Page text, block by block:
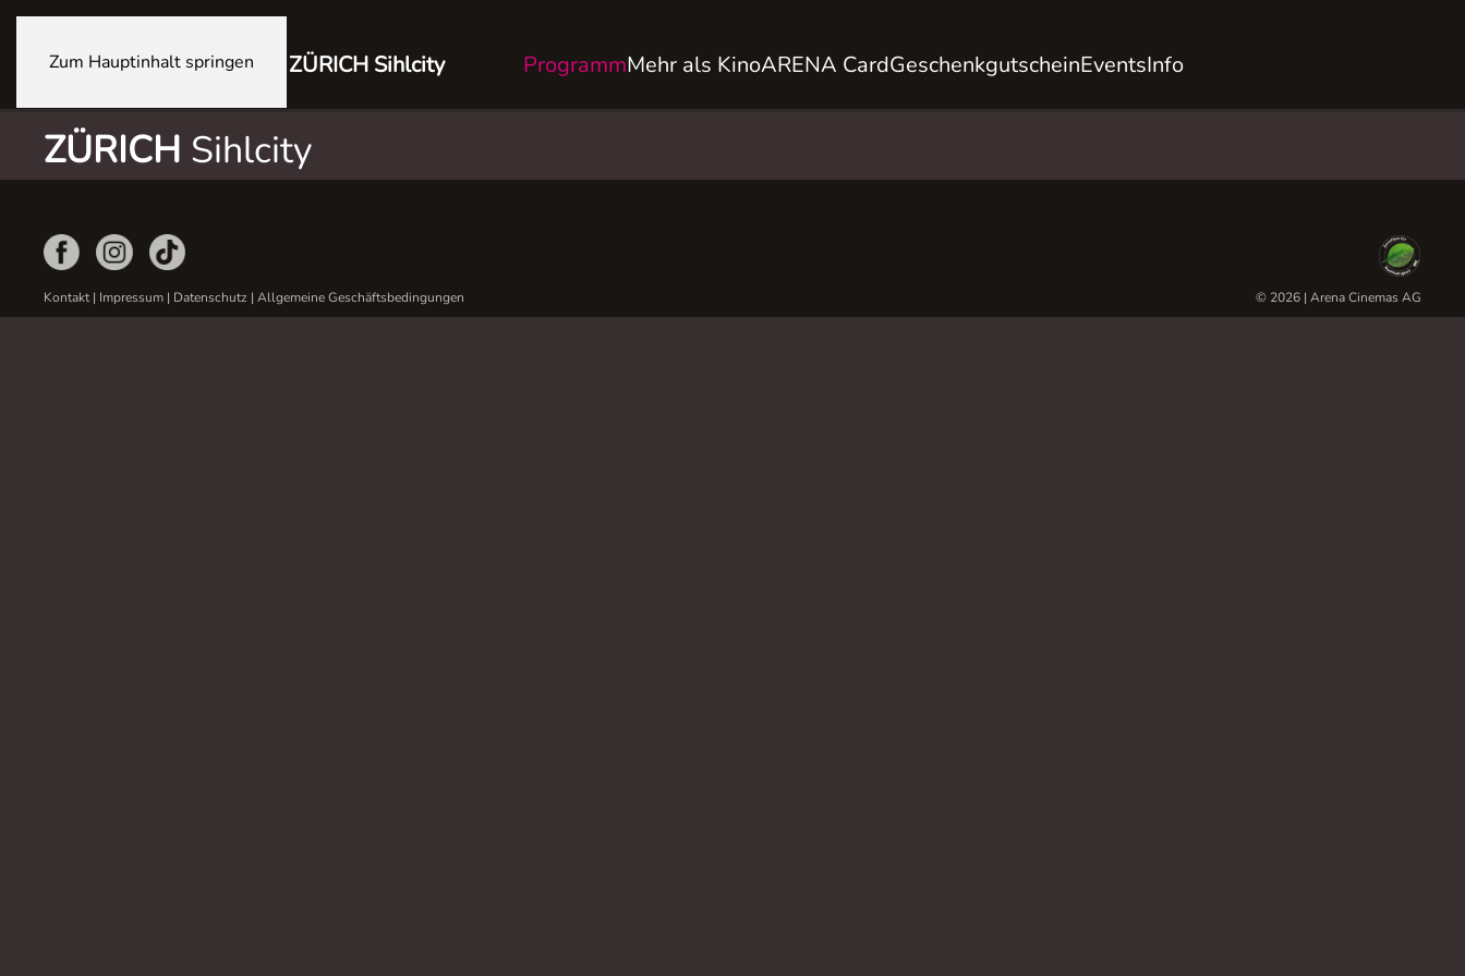
Zum Hauptinhalt springen ZÜRICH Sihlcity ProgrammMehr als KinoARENA CardGeschenkgutscheinEventsInfo
ZÜRICH Sihlcity
Kontakt| Impressum | Datenschutz | Allgemeine Geschäftsbedingungen © 2026 | Arena Cinemas AG